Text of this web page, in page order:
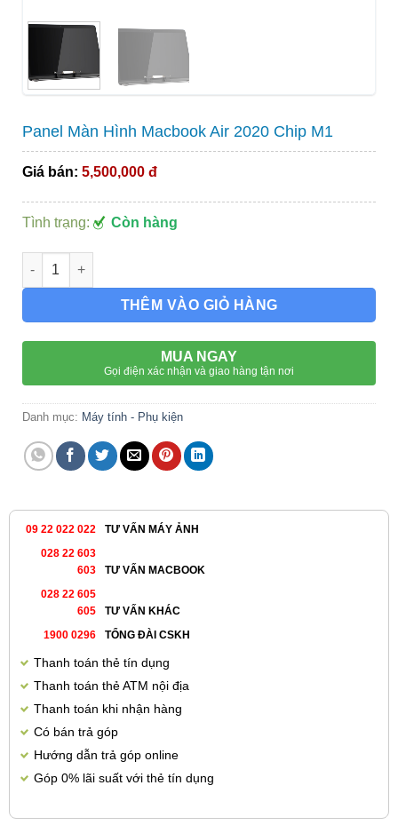
Panel Màn Hình Macbook Air 2020 Chip M1
Giá bán: 5,500,000 đ
Tình trạng: Còn hàng
Panel Màn Hình Macbook Air 2020 Chip M1 số lượng
THÊM VÀO GIỎ HÀNG
MUA NGAY
Gọi điện xác nhận và giao hàng tận nơi
Danh mục: Máy tính - Phụ kiện
09 22 022 022
TƯ VẤN MÁY ẢNH
028 22 603
603
TƯ VẤN MACBOOK
028 22 605
605
TƯ VẤN KHÁC
1900 0296
TỔNG ĐÀI CSKH
Thanh toán thẻ tín dụng
Thanh toán thẻ ATM nội địa
Thanh toán khi nhận hàng
Có bán trả góp
Hướng dẫn trả góp online
Góp 0% lãi suất với thẻ tín dụng